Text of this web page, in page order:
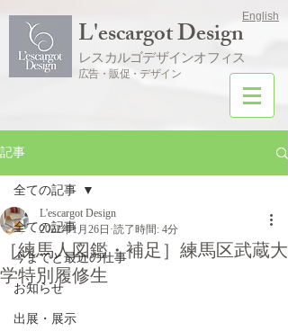
English
L'escargot Design
レスカルゴデザインオフィス
広告・販促・デザイン
記事
全ての記事
今までと最近の仕事
お知らせ
出展・展示
全ての記事
［練馬人図鑑・補足］練馬区武蔵大
学特別履修生
L'escargot Design
2022年1月26日 読了時間: 4分